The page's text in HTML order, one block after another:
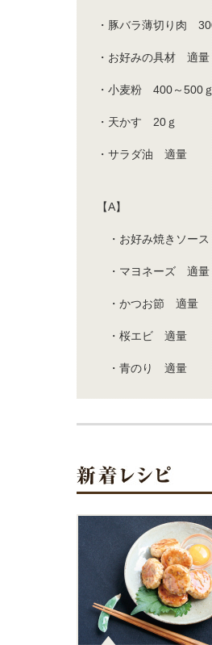
・豚バラ薄切り肉
・お好みの具材 適量
・小麦粉 400～500
・天かす 20ｇ
・サラダ油 適量
【A】
・お好み焼きソー
・マヨネーズ 適量
・かつお節 適量
・桜エビ 適量
・青のり 適量